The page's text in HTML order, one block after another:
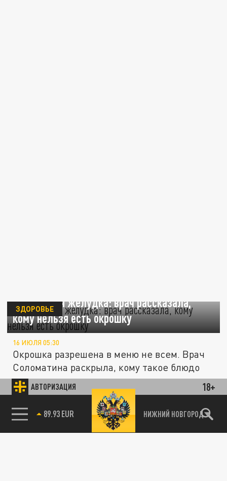
АВТОРИЗАЦИЯ 18+
85.64 BRENT НИЖНИЙ НОВГОРОД
Пилинг для желудка: врач рассказала,
кому нельзя есть окрошку
ЗДОРОВЬЕ
16 ИЮЛЯ 05:30
Окрошка разрешена в меню не всем. Врач
Соломатина раскрыла, кому такое блюдо
может даже нанести вред.
ЗДОРОВЬЕ